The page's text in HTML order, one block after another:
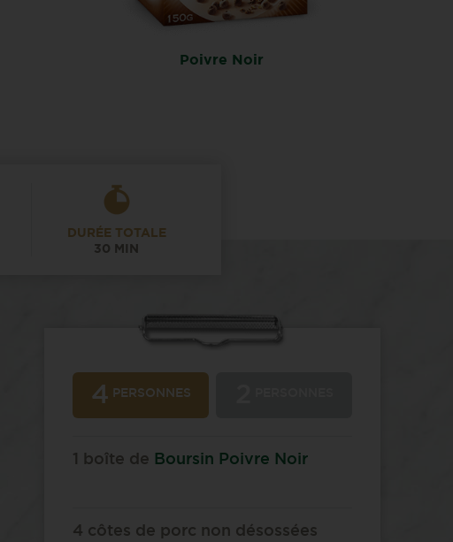
Poivre Noir
DURÉE TOTALE
30 MIN
4 PERSONNES
1 boîte de Boursin Poivre Noir
4 côtes de porc non désossées